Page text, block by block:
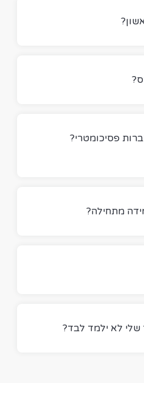
?איך אתם שונים מחברות פסיכומטרי
מתחילה
שלי לא ילמד לבד